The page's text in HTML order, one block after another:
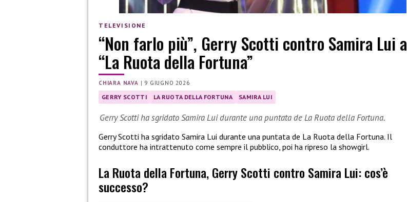
TELEVISIONE
“Non farlo più”, Gerry Scotti contro Samira Lui a
“La Ruota della Fortuna”
CHIARA NAVA | 9 GIUGNO 2026
GERRY SCOTTI LA RUOTA DELLA FORTUNA SAMIRA LUI
Gerry Scotti ha sgridato Samira Lui durante una puntata de La Ruota della Fortuna.
Gerry Scotti ha sgridato Samira Lui durante una puntata de La Ruota della Fortuna. Il
conduttore ha intrattenuto come sempre il pubblico, poi ha ripreso la showgirl.
La Ruota della Fortuna, Gerry Scotti contro Samira Lui: cos’è
successo?